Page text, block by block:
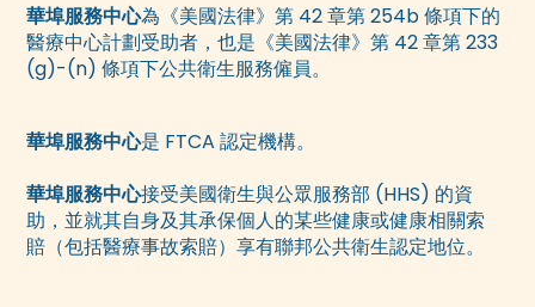
華埠服務中心為《美國法律》第 42 章第 254b 條項下的
醫療中心計劃受助者，也是《美國法律》第 42 章第 233
(g)-(n) 條項下公共衛生服務僱員。
華埠服務中心是 FTCA 認定機構。
華埠服務中心接受美國衛生與公眾服務部 (HHS) 的資
助，並就其自身及其承保個人的某些健康或健康相關索
賠（包括醫療事故索賠）享有聯邦公共衛生認定地位。